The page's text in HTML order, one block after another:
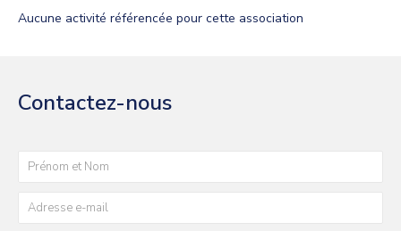
Aucune activité référencée pour cette association
Contactez-nous